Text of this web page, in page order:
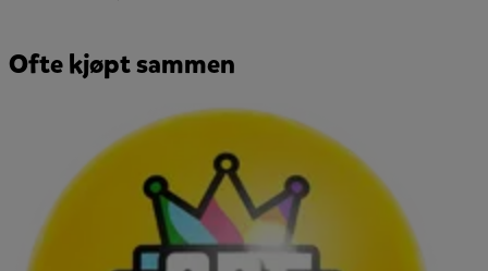
Ofte kjøpt sammen